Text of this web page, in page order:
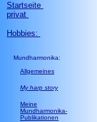
Startseite
privat
Hobbies:
Mundharmonika:
Allgemeines
My harp story
Meine
Mundharmonika-
Publikationen